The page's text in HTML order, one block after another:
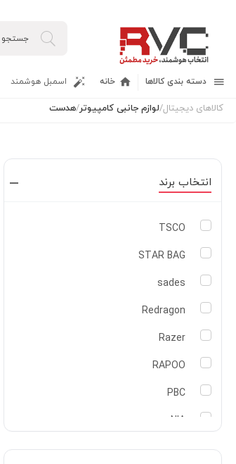
دسته بندی کالاها خانه اسمبل هوشمند
کالاهای دیجیتال/لوازم جانبی کامپیوتر/هدست
انتخاب برند
TSCO
STAR BAG
sades
Redragon
Razer
RAPOO
PBC
NIA
MSI